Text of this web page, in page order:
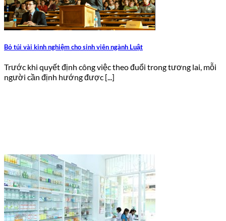
Bỏ túi vài kinh nghiệm cho sinh viên ngành Luật
Trước khi quyết định công việc theo đuổi trong tương lai, mỗi
người cần định hướng được [...]